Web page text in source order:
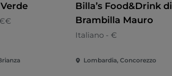
Billa’s Food&Drink di
Brambilla Mauro
Italiano - €
Lombardia, Concorezzo